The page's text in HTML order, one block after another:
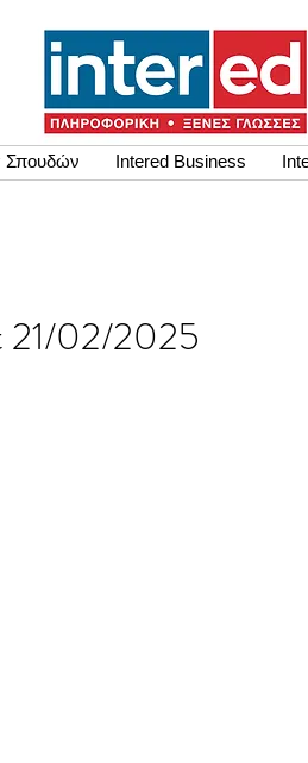
Σπουδών Intered Business
21/02/2025